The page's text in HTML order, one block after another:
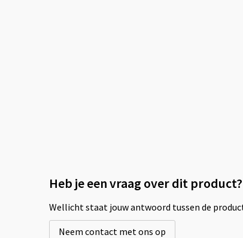
Heb je een vraag over dit product?
Wellicht staat jouw antwoord tussen de
Neem contact met ons op